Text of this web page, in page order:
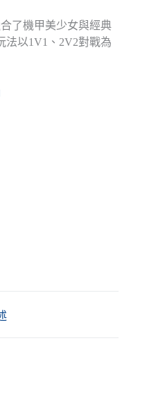
了機甲美少女與經典
法以1V1、2V2對戰為